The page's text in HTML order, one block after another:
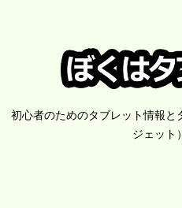
初心者のためのタブレット情報
ジェット